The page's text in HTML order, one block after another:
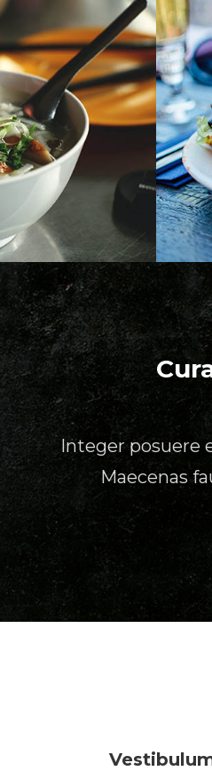
Integer posuere
Maecenas